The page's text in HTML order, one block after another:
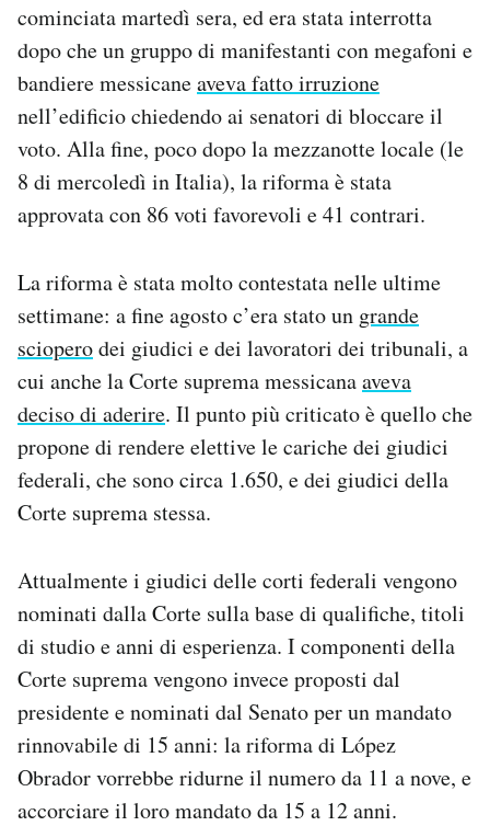
cominciata martedì sera, ed era stata interrotta
dopo che un gruppo di manifestanti con megafoni e
bandiere messicaneaveva fatto irruzione
nell’edificio chiedendo ai senatori di bloccare il
voto. Alla fine, poco dopo la mezzanotte locale (le
8 di mercoledì in Italia), la riforma è stata
approvata con 86 voti favorevoli e 41 contrari.
La riforma è stata molto contestata nelle ultime
settimane: a fine agosto c’era stato un grande
scioperodei giudici e dei lavoratori dei tribunali, a
cui anche la Corte suprema messicanaaveva
deciso di aderire. Il punto più criticato è quello che
propone di rendere elettive le cariche dei giudici
federali, che sono circa 1.650, e dei giudici della
Corte suprema stessa.
Attualmente i giudici delle corti federali vengono
nominati dalla Corte sulla base di qualifiche, titoli
di studio e anni di esperienza. I componenti della
Corte suprema vengono invece proposti dal
presidente e nominati dal Senato per un mandato
rinnovabile di 15 anni: la riforma di López
Obrador vorrebbe ridurne il numero da 11 a nove, e
accorciare il loro mandato da 15 a 12 anni.